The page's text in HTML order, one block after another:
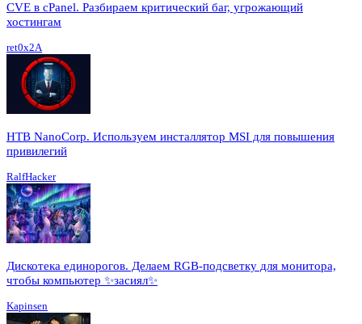
CVE в cPanel. Разбираем критический баг, угрожающий
хостингам
ret0x2A
HTB NanoCorp. Используем инсталлятор MSI для повышения
привилегий
RalfHacker
Дискотека единорогов. Делаем RGB-подсветку для монитора,
чтобы компьютер ✨засиял✨
Kapinsen